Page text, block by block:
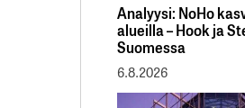
Analyysi: NoHo
alueilla – Hook ja
Suomessa
6.8.2026